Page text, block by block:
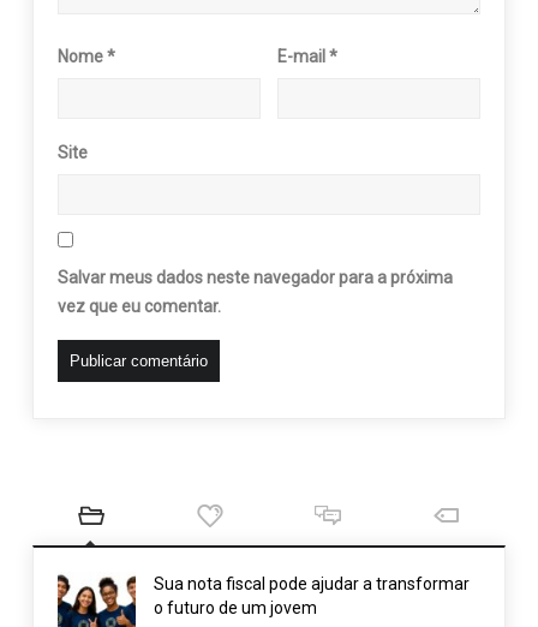
Nome* E-mail*
Site
Salvar meus dados neste navegador para a próxima
vez que eu comentar.
Sua nota fiscal pode ajudar a transformar
o futuro de um jovem